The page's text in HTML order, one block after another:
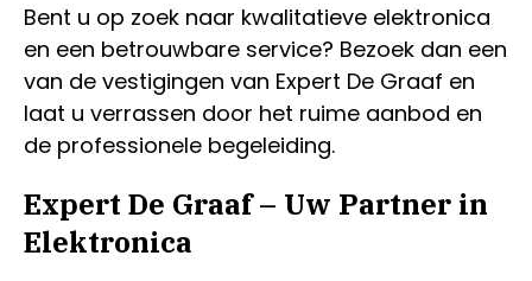
Bent u op zoek naar kwalitatieve elektronica
en een betrouwbare service? Bezoek dan een
van de vestigingen van Expert De Graaf en
laat u verrassen door het ruime aanbod en
de professionele begeleiding.
Expert De Graaf – Uw Partner in
Elektronica